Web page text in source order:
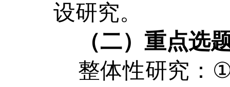
设研究。
（二）重点选
整体性研究 ：